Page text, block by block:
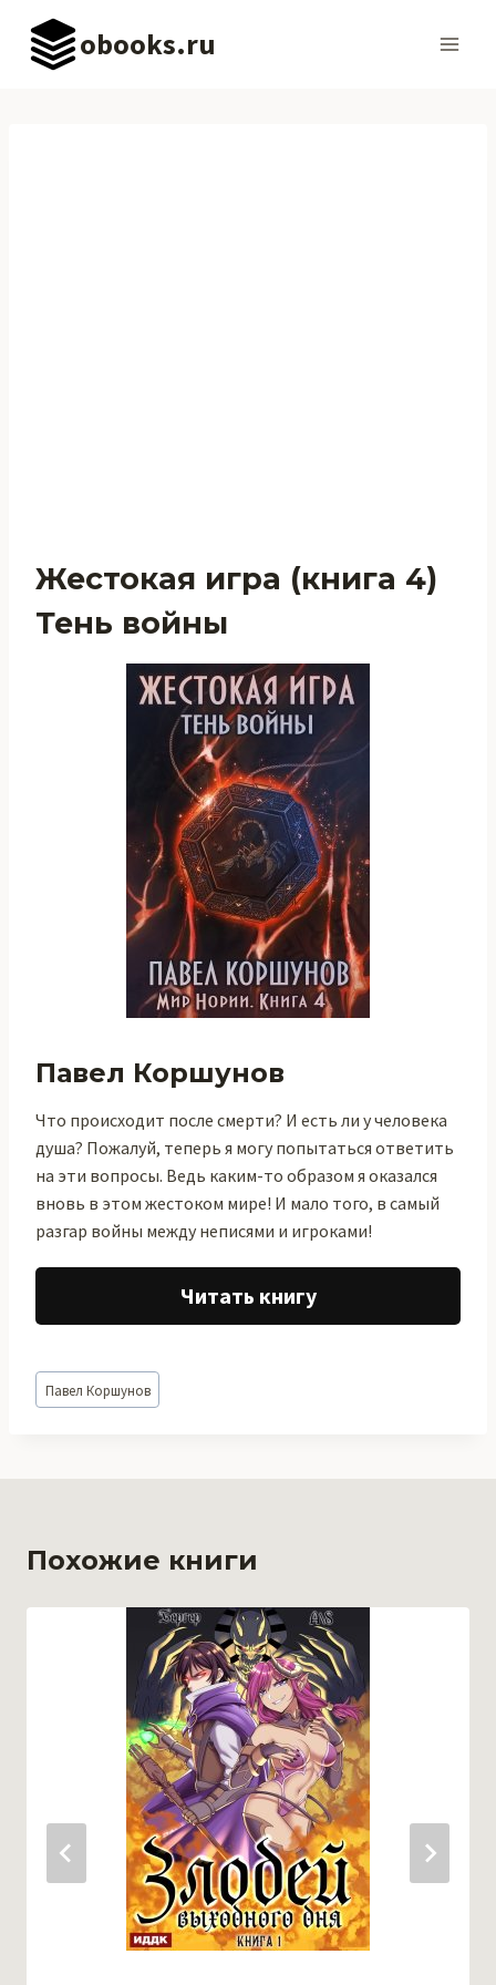
Перейти
содержимому
obooks.ru
Жестокая игра (книга 4)
Тень войны
Павел Коршунов
Что происходит после смерти? И есть ли у человека
душа? Пожалуй, теперь я могу попытаться ответить
на эти вопросы. Ведь каким-то образом я оказался
вновь в этом жестоком мире! И мало того, в самый
разгар войны между неписями и игроками!
Читать книгу
Метки
записи:
Павел Коршунов
Похожие книги